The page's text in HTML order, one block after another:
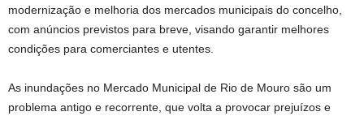
modernização e melhoria dos mercados municipais do concelho,
com anúncios previstos para breve, visando garantir melhores
condições para comerciantes e utentes.
As inundações no Mercado Municipal de Rio de Mouro são um
problema antigo e recorrente, que volta a provocar prejuízos e